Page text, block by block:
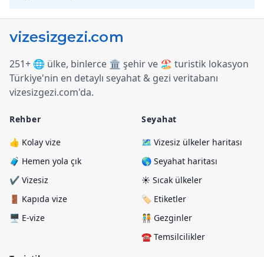
251+ 🌐 ülke, binlerce 🏛️ şehir ve 🏖️ turistik lokasyon
Türkiye'nin en detaylı seyahat & gezi veritabanı
vizesizgezi.com'da.
Rehber
👍 Kolay vize
🧳 Hemen yola çık
✔️ Vizesiz
🚪 Kapıda vize
🖥️ E-vize
Seyahat
🗺️ Vizesiz ülkeler haritası
🌎 Seyahat haritası
☀️ Sıcak ülkeler
🏷️ Etiketler
🧑‍🤝‍🧑 Gezginler
☎️ Temsilcilikler